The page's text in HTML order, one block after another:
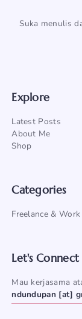
Suka menulis
Explore
Latest Posts
About Me
Shop
Categories
Freelance &
Let's Connect
Mau kerjasama
ndundupan [at]